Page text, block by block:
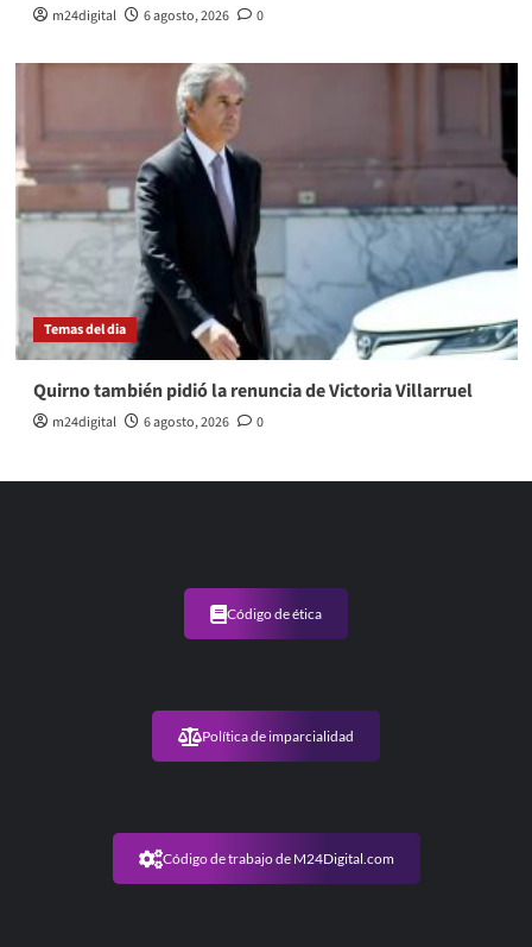
m24digital 6 agosto, 2026 0
Temas del dia
Quirno también pidió la renuncia de Victoria Villarruel
m24digital 6 agosto, 2026 0
Código de ética
Política de imparcialidad
Código de trabajo de M24Digital.com